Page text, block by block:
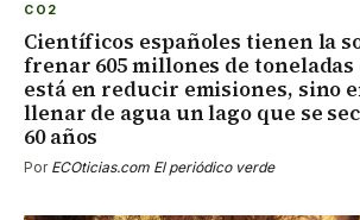
CO2
Científicos españoles tienen la
frenar 605 millones de toneladas
está en reducir emisiones, sino
llenar de agua un lago que se
60 años
Por ECOticias.com El periódico verde